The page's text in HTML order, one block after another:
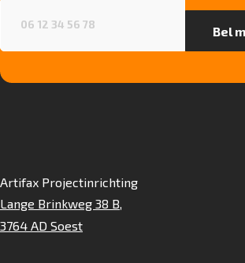
sterk
Artifax Projectinrichting
Lange Brinkweg 38 B,
3764 AD Soest